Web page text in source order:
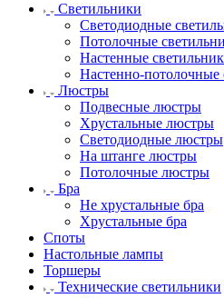
Светильники
Светодиодные
Потолочные
Настенные
Настенно-потолочные
Люстры
Подвесные люстры
Хрустальные люстры
Светодиодные люстры
На штанге люстры
Потолочные люстры
Бра
Не хрустальные бра
Хрустальные бра
Споты
Настольные лампы
Торшеры
Технические светильники